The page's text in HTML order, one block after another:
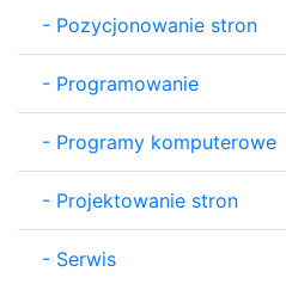
- Pozycjonowanie stron
- Programowanie
- Programy komputerowe
- Projektowanie stron
- Serwis